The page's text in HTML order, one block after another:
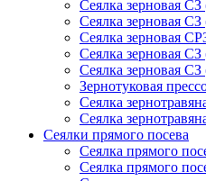
Сеялка зерновая
Сеялка зерновая
Сеялка зерновая
Сеялка зерновая
Сеялка зерновая
Зернотуковая
Сеялка
Сеялка
Сеялки прямого посева
Сеялка прямого
Сеялка прямого